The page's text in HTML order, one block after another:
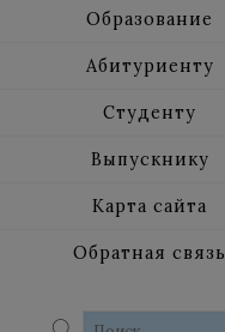
Образование
Абитуриенту
Студенту
Выпускнику
Карта сайта
Обратная связь